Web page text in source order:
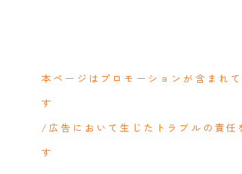
本ページはプロモーションが含まれ
す
/広告において生じたトラブルの責
す